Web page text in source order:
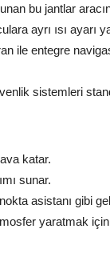
bu jantlar
ayrı ısı ayarı
ile entegre
sistemleri
katar.
sunar.
asistanı gibi
yaratmak